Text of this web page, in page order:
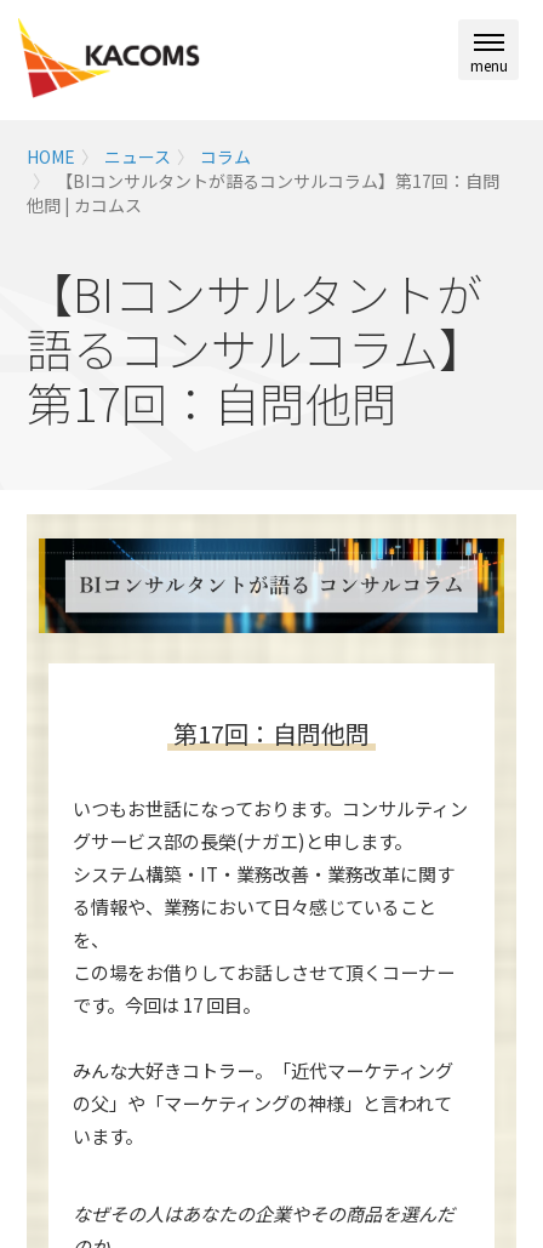
menu
HOME ニュース
コラム
【BIコンサルタントが語るコンサルコラム】第17回：自問
他問 | カコムス
【BIコンサルタントが
語るコンサルコラム】
第17回：自問他問
第17回：自問他問
いつもお世話になっております。コンサルティン
グサービス部の長榮(ナガエ)と申します。
システム構築・IT・業務改善・業務改革に関す
る情報や、業務において日々感じていること
を、
この場をお借りしてお話しさせて頂くコーナー
です。今回は 17 回目。
みんな大好きコトラー。「近代マーケティング
の父」や「マーケティングの神様」と言われて
います。
なぜその人はあなたの企業やその商品を選んだ